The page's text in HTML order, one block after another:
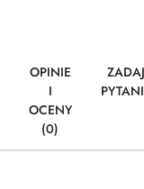
OPINIE
I
OCENY
(0)